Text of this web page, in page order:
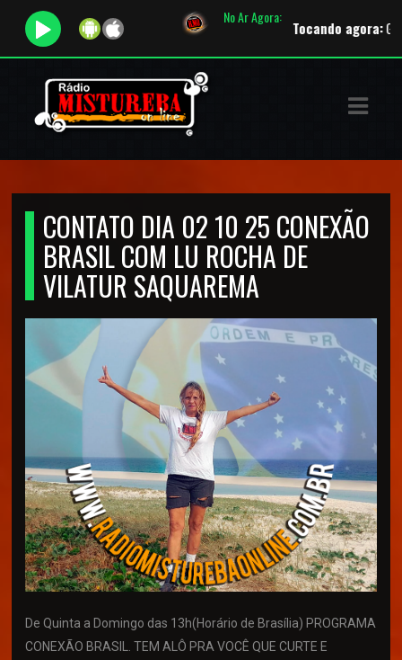
No Ar Agora:
Tocando agora:Gotye
CONTATO DIA 02 10 25 CONEXÃO
BRASIL COM LU ROCHA DE
VILATUR SAQUAREMA
De Quinta a Domingo das 13h(Horário de Brasília) PROGRAMA
CONEXÃO BRASIL. TEM ALÔ PRA VOCÊ QUE CURTE E